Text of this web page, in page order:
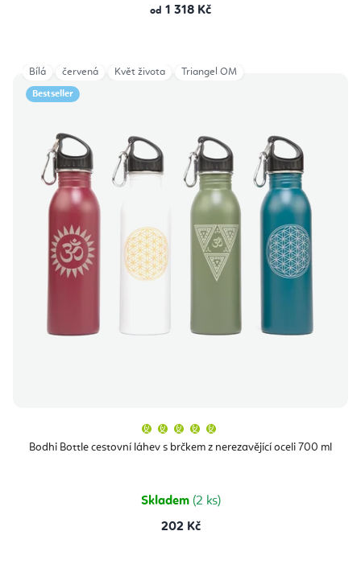
od 1 318 Kč
Bestseller
Bodhi Bottle cestovní láhev s brčkem z nerezavějící oceli 700 ml
produktu
je
hvězdiček.
Skladem (2 ks)
202 Kč
Bílá červená Květ života Triangel OM